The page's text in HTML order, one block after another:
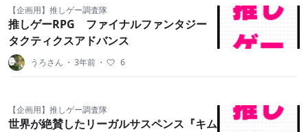
【企画用】推しゲー調査隊
推しゲーRPG ファイナルファンタジー
タクティクスアドバンス
うろさん ・ 3年前 ・ 6
【企画用】推しゲー調査隊
世界が絶賛したリーガルサスペンス『キム